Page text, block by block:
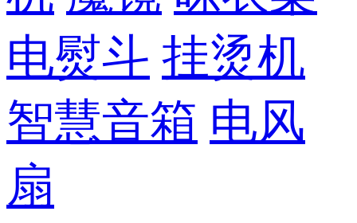
电熨斗 挂烫机
智慧音箱 电风
扇